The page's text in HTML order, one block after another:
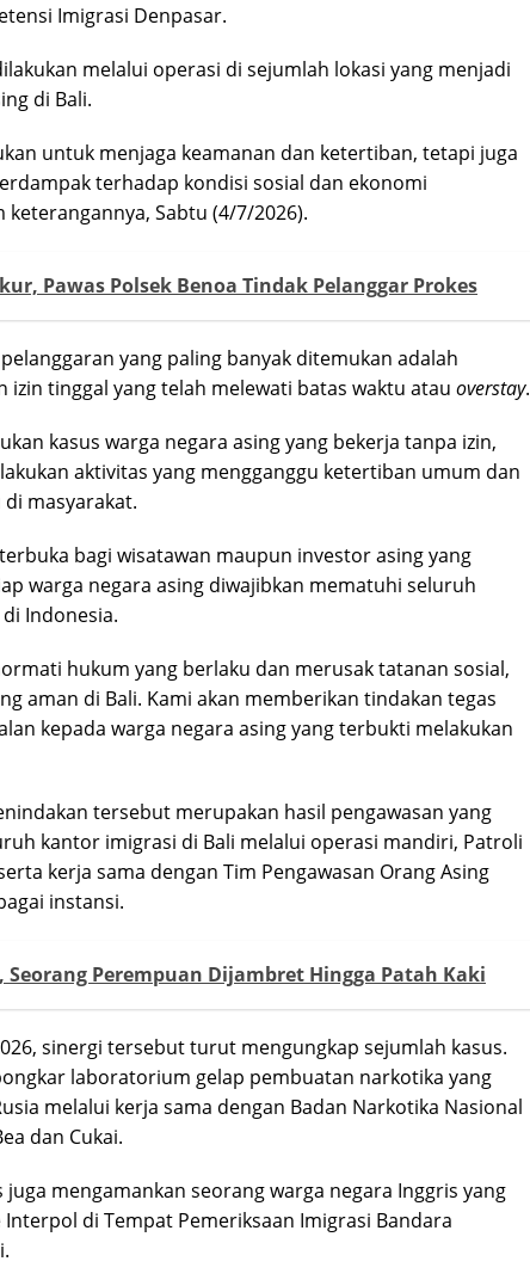
Imigrasi Denpasar.
melalui operasi di sejumlah lokasi yang menjadi
di Bali.
untuk menjaga keamanan dan ketertiban, tetapi juga
terhadap kondisi sosial dan ekonomi
keterangannya, Sabtu (4/7/2026).
Pawas Polsek Benoa Tindak Pelanggar Prokes
yang paling banyak ditemukan adalah
izin tinggal yang telah melewati batas waktu atau overstay.
kasus warga negara asing yang bekerja tanpa izin,
aktivitas yang mengganggu ketertiban umum dan
masyarakat.
bagi wisatawan maupun investor asing yang
warga negara asing diwajibkan mematuhi seluruh
Indonesia.
hukum yang berlaku dan merusak tatanan sosial,
aman di Bali. Kami akan memberikan tindakan tegas
kepada warga negara asing yang terbukti melakukan
tersebut merupakan hasil pengawasan yang
kantor imigrasi di Bali melalui operasi mandiri, Patroli
kerja sama dengan Tim Pengawasan Orang Asing
instansi.
Seorang Perempuan Dijambret Hingga Patah Kaki
sinergi tersebut turut mengungkap sejumlah kasus.
laboratorium gelap pembuatan narkotika yang
melalui kerja sama dengan Badan Narkotika Nasional
dan Cukai.
mengamankan seorang warga negara Inggris yang
di Tempat Pemeriksaan Imigrasi Bandara